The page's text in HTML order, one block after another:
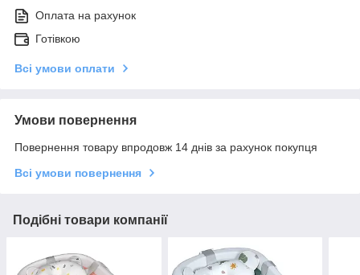
Оплата на рахунок
Готівкою
Всі умови оплати
Умови повернення
Повернення товару впродовж 14 днів за рахунок покупця
Всі умови повернення
Подібні товари компанії